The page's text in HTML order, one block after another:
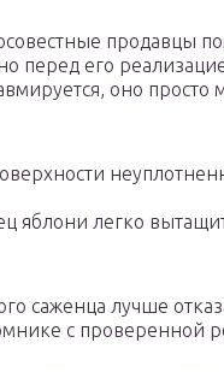
продавцы
перед его
оно
яблони легко
саженца лучше
с проверенной